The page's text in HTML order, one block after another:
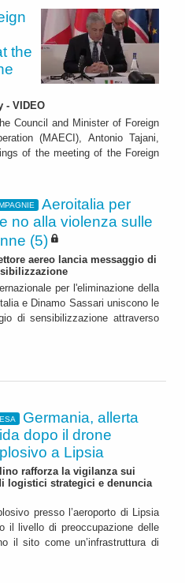
the
- VIDEO
Council and Minister of Foreign
(MAECI), Antonio Tajani,
of the meeting of the Foreign
Aeroitalia per
no alla violenza sulle
(5)
aereo lancia messaggio di
per l'eliminazione della
e Dinamo Sassari uniscono le
di sensibilizzazione attraverso
Germania, allerta
dopo il drone
a Lipsia
rafforza la vigilanza sui
logistici strategici e denuncia
presso l’aeroporto di Lipsia
il livello di preoccupazione delle
il sito come un’infrastruttura di